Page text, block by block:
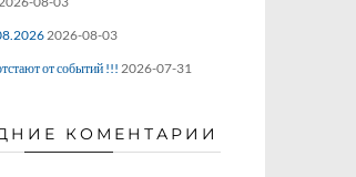
2026-08-03
от событий !!!2026-07-31
КОМЕНТАРИИ